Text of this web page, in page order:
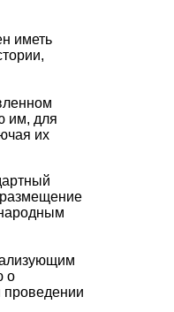
иметь
им, для
их
о
проведении